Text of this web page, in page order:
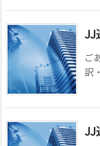
JJ
ご
訳
JJ